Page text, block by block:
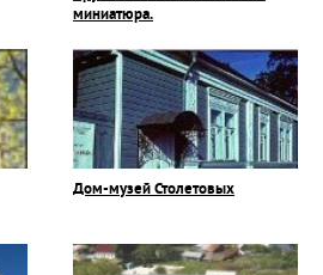
миниатюра.
Дом-музей Столетовых